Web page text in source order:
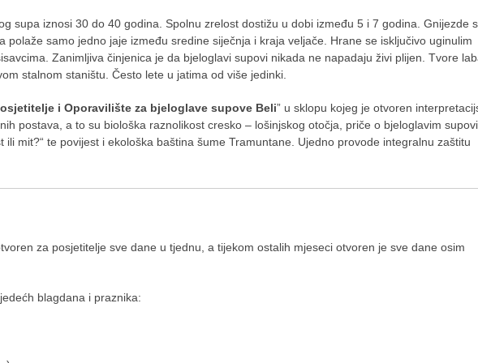
supa iznosi 30 do 40 godina. Spolnu zrelost dostižu u dobi između 5 i 7 godina. Gnijezde
polaže samo jedno jaje između sredine siječnja i kraja veljače. Hrane se isključivo uginulim
Zanimljiva činjenica je da bjeloglavi supovi nikada ne napadaju živi plijen. Tvore
stalnom staništu. Često lete u jatima od više jedinki.
i Oporavilište za bjeloglave supove Beli” u sklopu kojeg je otvoren
postava, a to su biološka raznolikost cresko – lošinjskog otočja, priče o bjeloglavim
ili mit?“ te povijest i ekološka baština šume Tramuntane. Ujedno provode integralnu zaštitu
za posjetitelje sve dane u tjednu, a tijekom ostalih mjeseci otvoren je sve dane osim
blagdana i praznika: